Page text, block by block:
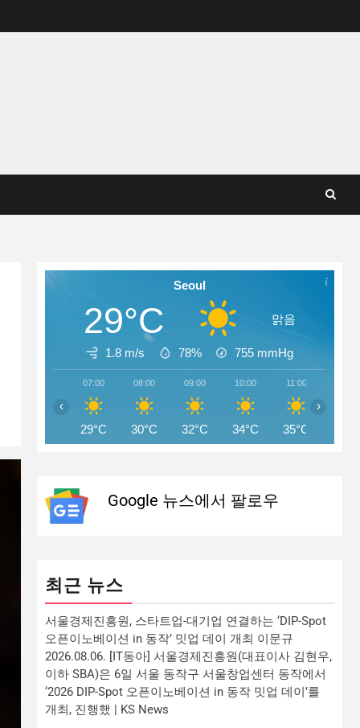
Seoul
29°C 맑음
1.8 m/s 78% 755 mmHg
07:00
29°C
08:00
30°C
09:00
32°C
10:00
34°C
11:00
35°C
‹ ›
Google 뉴스에서 팔로우
최근 뉴스
서울경제진흥원, 스타트업-대기업 연결하는 ‘DIP-Spot
오픈이노베이션 in 동작’ 밋업 데이 개최 이문규
2026.08.06. [IT동아] 서울경제진흥원(대표이사 김현우,
이하 SBA)은 6일 서울 동작구 서울창업센터 동작에서
‘2026 DIP-Spot 오픈이노베이션 in 동작 밋업 데이’를
개최, 진행했 | KS News